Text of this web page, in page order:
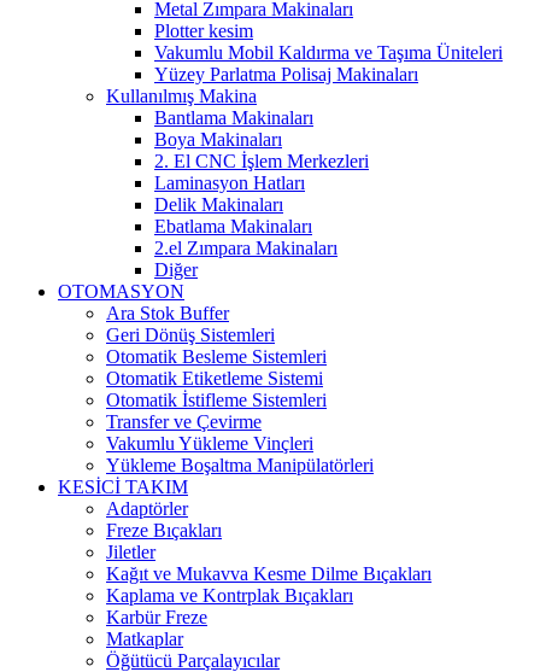
Metal Zımpara Makinaları
Plotter kesim
Vakumlu Mobil Kaldırma ve Taşıma Üniteleri
Yüzey Parlatma Polisaj Makinaları
Kullanılmış Makina
Bantlama Makinaları
Boya Makinaları
2. El CNC İşlem Merkezleri
Laminasyon Hatları
Delik Makinaları
Ebatlama Makinaları
2.el Zımpara Makinaları
Diğer
OTOMASYON
Ara Stok Buffer
Geri Dönüş Sistemleri
Otomatik Besleme Sistemleri
Otomatik Etiketleme Sistemi
Otomatik İstifleme Sistemleri
Transfer ve Çevirme
Vakumlu Yükleme Vinçleri
Yükleme Boşaltma Manipülatörleri
KESİCİ TAKIM
Adaptörler
Freze Bıçakları
Jiletler
Kağıt ve Mukavva Kesme Dilme Bıçakları
Kaplama ve Kontrplak Bıçakları
Karbür Freze
Matkaplar
Öğütücü Parçalayıcılar